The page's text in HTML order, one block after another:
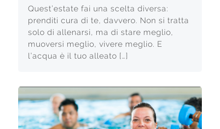
Quest’estate fai una scelta diversa:
prenditi cura di te, davvero. Non si tratta
solo di allenarsi, ma di stare meglio,
muoversi meglio, vivere meglio. E
l’acqua è il tuo alleato […]